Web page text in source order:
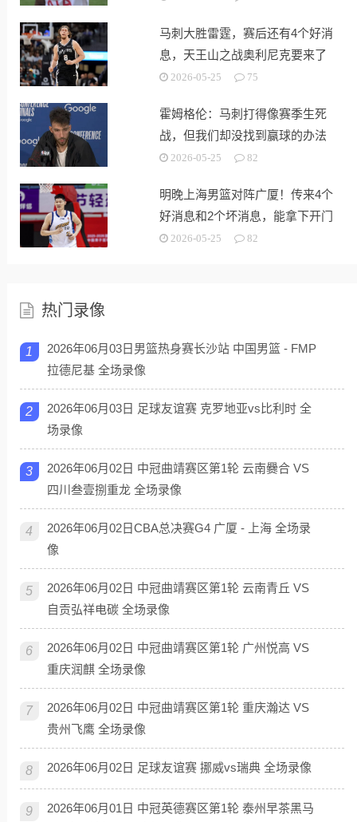
马刺大胜雷霆，赛后还有4个好消
息，天王山之战奥利尼克要来了
2026-05-25 75
霍姆格伦：马刺打得像赛季生死
战，但我们却没找到赢球的办法
2026-05-25 82
明晚上海男篮对阵广厦！传来4个
好消息和2个坏消息，能拿下开门
红2026-05-25 82
热门录像
1
2026年06月03日男篮热身赛长沙站 中国男篮 - FMP
拉德尼基 全场录像
2
2026年06月03日 足球友谊赛 克罗地亚vs比利时 全
场录像
3
2026年06月02日 中冠曲靖赛区第1轮 云南爨合 VS
四川叁壹捌重龙 全场录像
4
2026年06月02日CBA总决赛G4 广厦 - 上海 全场录
像
5
2026年06月02日 中冠曲靖赛区第1轮 云南青丘 VS
自贡弘祥电碳 全场录像
6
2026年06月02日 中冠曲靖赛区第1轮 广州悦高 VS
重庆润麒 全场录像
7
2026年06月02日 中冠曲靖赛区第1轮 重庆瀚达 VS
贵州飞鹰 全场录像
8 2026年06月02日 足球友谊赛 挪威vs瑞典 全场录像
9
2026年06月01日 中冠英德赛区第1轮 泰州早茶黑马